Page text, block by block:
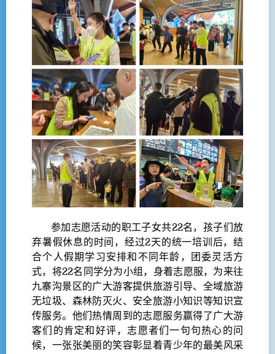
参加志愿活动的职工子女共22名，孩子们放
弃暑假休息的时间，经过2天的统一培训后，结
合个人假期学习安排和不同年龄，团委灵活方
式，将22名同学分为小组，身着志愿服，为来往
九寨沟景区的广大游客提供旅游引导、全域旅游
无垃圾、森林防灭火、安全旅游小知识等知识宣
传服务。他们热情周到的志愿服务赢得了广大游
客们的肯定和好评，志愿者们一句句热心的问
候，一张张美丽的笑容彰显着青少年的最美风采